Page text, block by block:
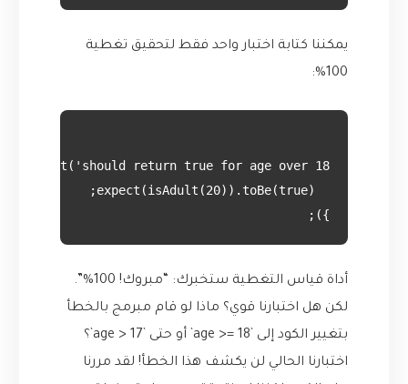
يمكننا كتابة اختبار واحد فقط لتحقيق تغطية
100%:
});
أداة قياس التغطية ستخبرك: “مبروك! 100%”.
لكن هل اختبارنا قوي؟ ماذا لو قام مبرمج بالخطأ
بتغيير الكود إلى `age >= 18` أو حتى `age > 17`؟
اختبارنا الحالي لن يكشف هذا الخطأ! لقد مررنا